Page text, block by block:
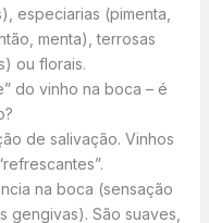
especiarias (pimenta,
menta), terrosas
ou florais.
do vinho na boca – é
de salivação. Vinhos
na boca (sensação
gengivas). São suaves,